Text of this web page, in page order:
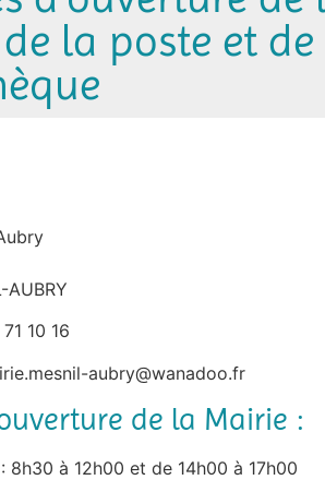
la poste et de
AUBRY
10 16
aubry@wanadoo.fr
de la Mairie :
8h30 à 12h00 et de 14h00 à 17h00